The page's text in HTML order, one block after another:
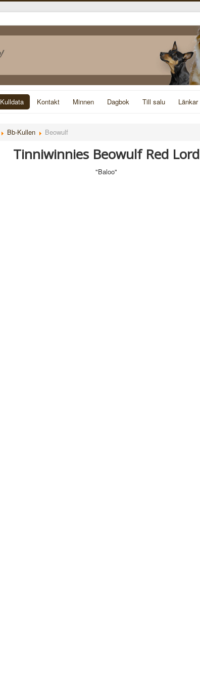
Kulldata Kontakt Minnen Dagbok Till salu Länkar
Bb-Kullen Beowulf
Tinniwinnies Beowulf Red Lord
"Baloo"